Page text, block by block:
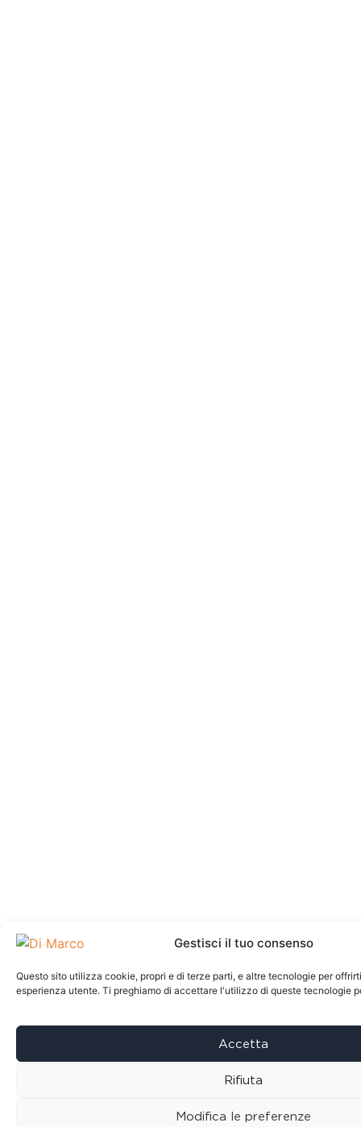
Gestisci il tuo consenso
Questo sito utilizza cookie, propri e di terze parti, e altre tecnologie per
esperienza utente. Ti preghiamo di accettare l'utilizzo di queste tecnologie
Accetta
Rifiuta
Modifica le preferenze